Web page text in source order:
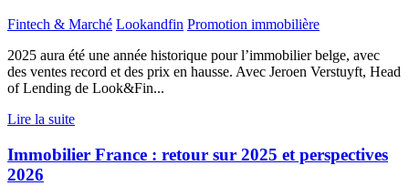
Fintech & Marché Lookandfin Promotion immobilière
2025 aura été une année historique pour l’immobilier belge, avec
des ventes record et des prix en hausse. Avec Jeroen Verstuyft, Head
of Lending de Look&Fin...
Lire la suite
Immobilier France : retour sur 2025 et perspectives
2026